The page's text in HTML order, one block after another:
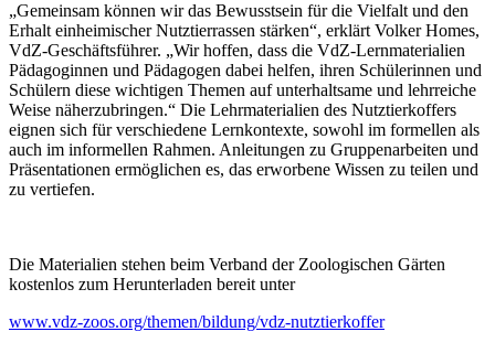
„Gemeinsam können wir das Bewusstsein für die Vielfalt und den
Erhalt einheimischer Nutztierrassen stärken“, erklärt Volker Homes,
VdZ-Geschäftsführer. „Wir hoffen, dass die VdZ-Lernmaterialien
Pädagoginnen und Pädagogen dabei helfen, ihren Schülerinnen und
Schülern diese wichtigen Themen auf unterhaltsame und lehrreiche
Weise näherzubringen.“ Die Lehrmaterialien des Nutztierkoffers
eignen sich für verschiedene Lernkontexte, sowohl im formellen als
auch im informellen Rahmen. Anleitungen zu Gruppenarbeiten und
Präsentationen ermöglichen es, das erworbene Wissen zu teilen und
zu vertiefen.
Die Materialien stehen beim Verband der Zoologischen Gärten
kostenlos zum Herunterladen bereit unter
www.vdz-zoos.org/themen/bildung/vdz-nutztierkoffer